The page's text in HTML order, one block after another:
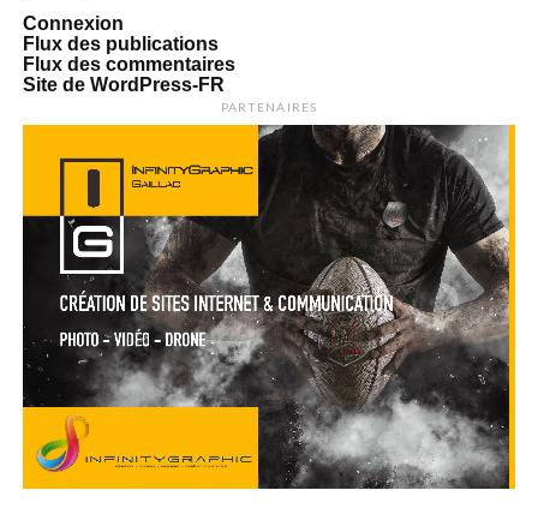
Connexion
Flux des publications
Flux des commentaires
Site de WordPress-FR
PARTENAIRES